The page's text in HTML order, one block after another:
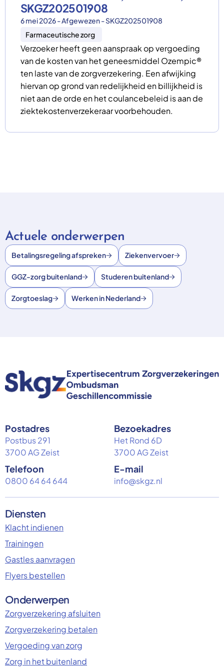
SKGZ202501908
6 mei 2026 - Afgewezen - SKGZ202501908
Farmaceutische zorg
Verzoeker heeft geen aanspraak op vergoeding
van de kosten van het geneesmiddel Ozempic®
ten laste van de zorgverzekering. Een afwijking
hiervan op grond van redelijkheid en billijkheid is
niet aan de orde en het coulancebeleid is aan de
ziektekostenverzekeraar voorbehouden.
Actuele onderwerpen
Betalingsregeling afspreken Ziekenvervoer
GGZ-zorg buitenland Studeren buitenland
Zorgtoeslag Werken in Nederland
Postadres
Postbus 291
3700 AG Zeist
Bezoekadres
Het Rond 6D
3700 AG Zeist
Telefoon
0800 64 64 644
E-mail
info@skgz.nl
Diensten
Klacht indienen
Trainingen
Gastles aanvragen
Flyers bestellen
Onderwerpen
Zorgverzekering afsluiten
Zorgverzekering betalen
Vergoeding van zorg
Zorg in het buitenland